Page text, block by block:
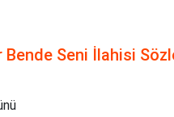
Bende Seni İlahisi